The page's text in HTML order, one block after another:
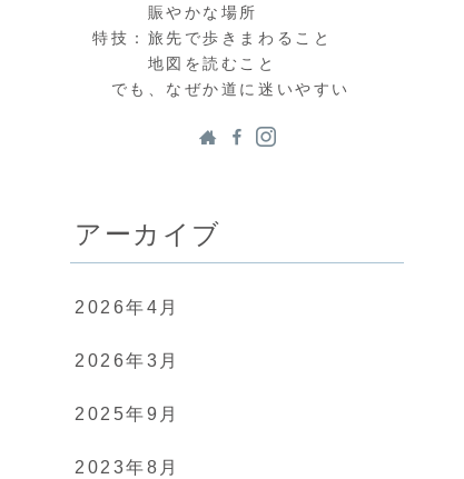
賑やかな場所
特技：旅先で歩きまわること
地図を読むこと
でも、なぜか道に迷いやすい
アーカイブ
2026年4月
2026年3月
2025年9月
2023年8月